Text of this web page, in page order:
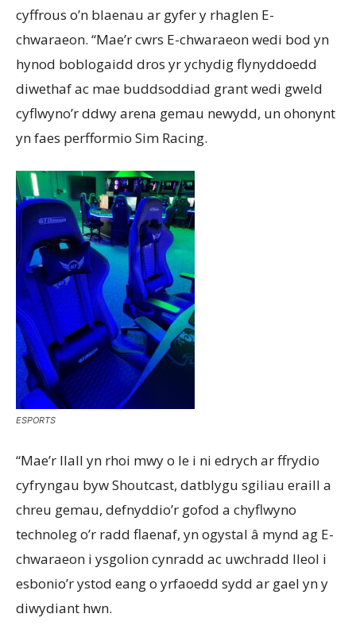
cyffrous o’n blaenau ar gyfer y rhaglen E-
chwaraeon. “Mae’r cwrs E-chwaraeon wedi bod yn
hynod boblogaidd dros yr ychydig flynyddoedd
diwethaf ac mae buddsoddiad grant wedi gweld
cyflwyno’r ddwy arena gemau newydd, un ohonynt
yn faes perfformio Sim Racing.
ESPORTS
“Mae’r llall yn rhoi mwy o le i ni edrych ar ffrydio
cyfryngau byw Shoutcast, datblygu sgiliau eraill a
chreu gemau, defnyddio’r gofod a chyflwyno
technoleg o’r radd flaenaf, yn ogystal â mynd ag E-
chwaraeon i ysgolion cynradd ac uwchradd lleol i
esbonio’r ystod eang o yrfaoedd sydd ar gael yn y
diwydiant hwn.